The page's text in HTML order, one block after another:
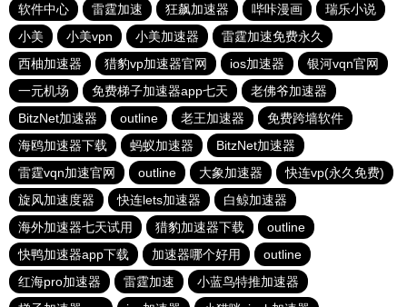
软件中心
雷霆加速 狂飙加速器 哔咔漫画
瑞乐小说
小美
小美vpn 小美加速器
雷霆加速免费永久
西柚加速器
猎豹vp加速器官网 ios加速器
银河vqn官网
一元机场
免费梯子加速器app七天
老佛爷加速器
BitzNet加速器
outline 老王加速器
免费跨墙软件
海鸥加速器下载
蚂蚁加速器
BitzNet加速器
雷霆vqn加速官网
outline 大象加速器
快连vp(永久免费)
旋风加速度器
快连lets加速器
白鲸加速器
海外加速器七天试用
猎豹加速器下载
outline
快鸭加速器app下载
加速器哪个好用
outline
红海pro加速器
雷霆加速
小蓝鸟特推加速器